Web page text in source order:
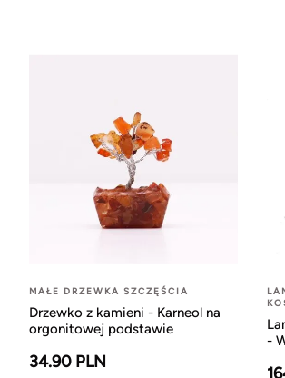
MAŁE DRZEWKA SZCZĘŚCIA
Drzewko z kamieni - Karneol na
orgonitowej podstawie
34.90 PLN
-